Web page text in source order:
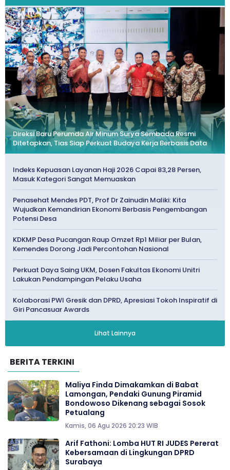
Direksi Baru Perumda Air Minum Surya Sembada Resmi
Ditetapkan, Tias Siap Perkuat Budaya Kerja Berbasis Data
Indeks Kepuasan Layanan Haji 2026 Capai 83,28 Persen,
Masuk Kategori Sangat Memuaskan
Penasehat Mendes PDT, Prof Dr Zainudin Maliki: Kita
Wujudkan Kemandirian Ekonomi Berbasis Pengembangan
Potensi Desa
KDKMP Desa Pucangan Raup Omzet Rp1 Miliar per Bulan,
Kemendes Dorong Jadi Percontohan Nasional
Perkuat Daya Saing UKM, Dosen Fakultas Ekonomi Unitri
Lakukan Pendampingan Pelaku Usaha
Kolaborasi PWI Gresik dan DPRD, Apresiasi Tokoh Inspiratif di
Giri Pancasuar Awards
Lihat Lainnya
BERITA TERKINI
Maliya Finda Dimakamkan di Babat
Lamongan, Pendaki Gunung Piramid
Bondowoso Dikenang sebagai Sosok
Petualang
Kamis, 06 Agu 2026 20:23 WIB
Arif Fathoni: Lomba HUT RI JUDES Pererat
Kebersamaan di Lingkungan DPRD
Surabaya